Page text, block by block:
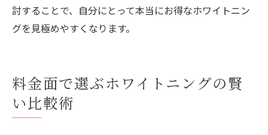
討することで、自分にとって本当にお得なホワイトニン
グを見極めやすくなります。
料金面で選ぶホワイトニングの賢
い比較術